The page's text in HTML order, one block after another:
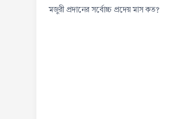
মজুরী প্রদানের সর্বোচ্চ প্রদেয় মাস কত?